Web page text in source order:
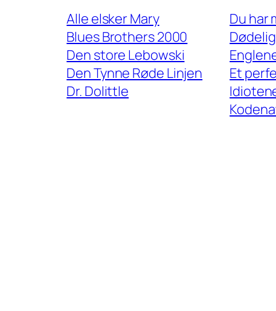
Alle elsker Mary
Blues Brothers 2000
Den store Lebowski
Den Tynne Røde Linjen
Dr. Dolittle
Du har
Et